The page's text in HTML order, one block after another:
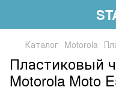
Каталог Motorola
Пластиковый
Motorola Moto